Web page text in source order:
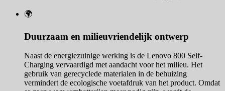
🌍
Duurzaam en milieuvriendelijk ontwerp
Naast de energiezuinige werking is de Lenovo 800 Self-
Charging vervaardigd met aandacht voor het milieu. Het
gebruik van gerecyclede materialen in de behuizing
vermindert de ecologische voetafdruk van het product. Omdat